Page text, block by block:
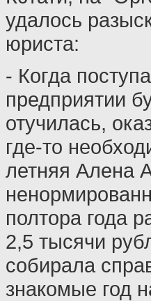
удалось
юриста:
- Когда
предприятии
отучилась,
где-то
летняя Алена
полтора года
2,5 тысячи
собирала
знакомые год